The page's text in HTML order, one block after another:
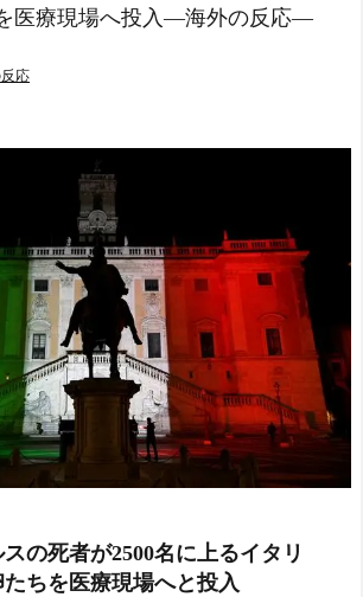
医療現場へ投入―海外の反応―
応
の死者が2500名に上るイタリ
ちを医療現場へと投入